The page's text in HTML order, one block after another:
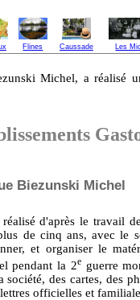
Flines Caussade Les
Michel, a réalisé
Biezunski Michel
d'après le travail
de cinq ans, avec le
et organiser le
pendant la 2eguerre
société, des cartes, des
officielles et